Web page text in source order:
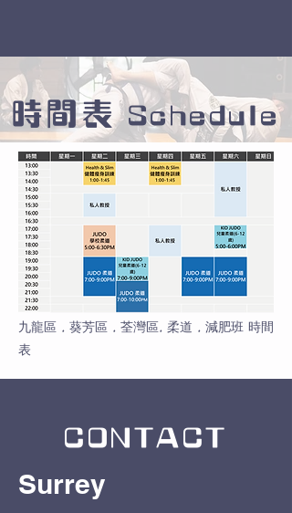
時間表Schedule
九龍區 , 葵芳區 , 荃灣區, 柔道 , 減肥班 時間
表
CONTACT
Surrey